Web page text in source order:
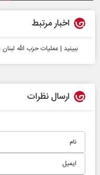
اخبار مرتبط
ببینید | عملیات حزب‌ الله
ارسال نظرات